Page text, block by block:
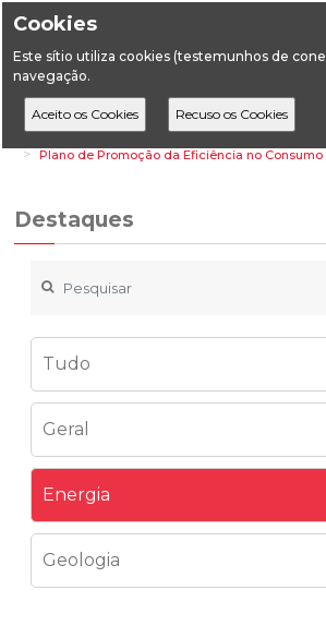
Cookies
Este sítio utiliza cookies (testemunhos de
navegação.
HomeDestaques
Energia
Plano de Promoção da Eficiência no Consumo
Destaques
Tudo
Geral
Energia
Geologia